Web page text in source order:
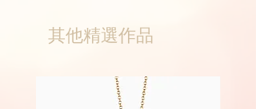
其他精選作品